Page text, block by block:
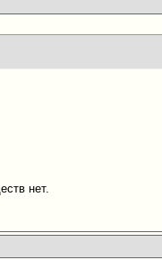
нет.